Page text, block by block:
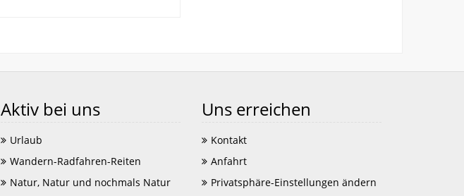
Aktiv bei uns
Urlaub
Wandern-Radfahren-Reiten
Natur, Natur und nochmals Natur
Uns erreichen
Kontakt
Anfahrt
Privatsphäre-Einstellungen ändern